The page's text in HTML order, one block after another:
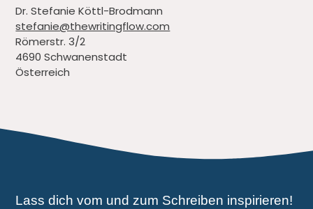
Dr. Stefanie Köttl-Brodmann
stefanie@thewritingflow.com
Römerstr. 3/2
4690 Schwanenstadt
Österreich
Lass dich vom und zum Schreiben inspirieren!